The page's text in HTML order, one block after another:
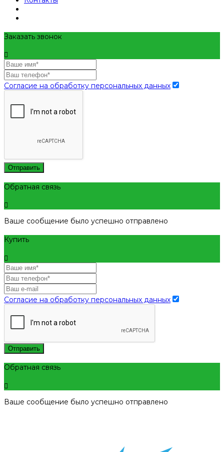
Заказать звонок
Согласие на обработку персональных данных
Отправить
Обратная связь
Ваше сообщение было успешно отправлено
Купить
Согласие на обработку персональных данных
Отправить
Обратная связь
Ваше сообщение было успешно отправлено